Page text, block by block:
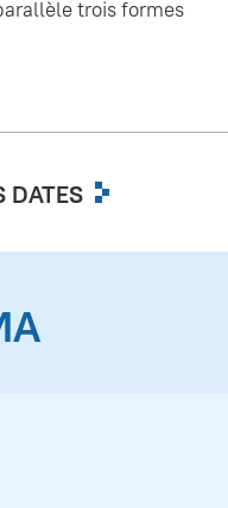
trois formes
DATES